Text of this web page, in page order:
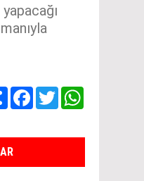
Share Facebook
Twitter